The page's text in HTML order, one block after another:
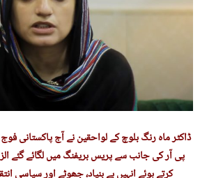
ڈاکٹر ماہ رنگ بلوچ کے لواحقین نے آج پاکستانی
پی آر کی جانب سے پریس بریفنگ میں لگائے گئے
کرتے ہوئے انہیں بے بنیاد، جھوٹے اور سیاسی